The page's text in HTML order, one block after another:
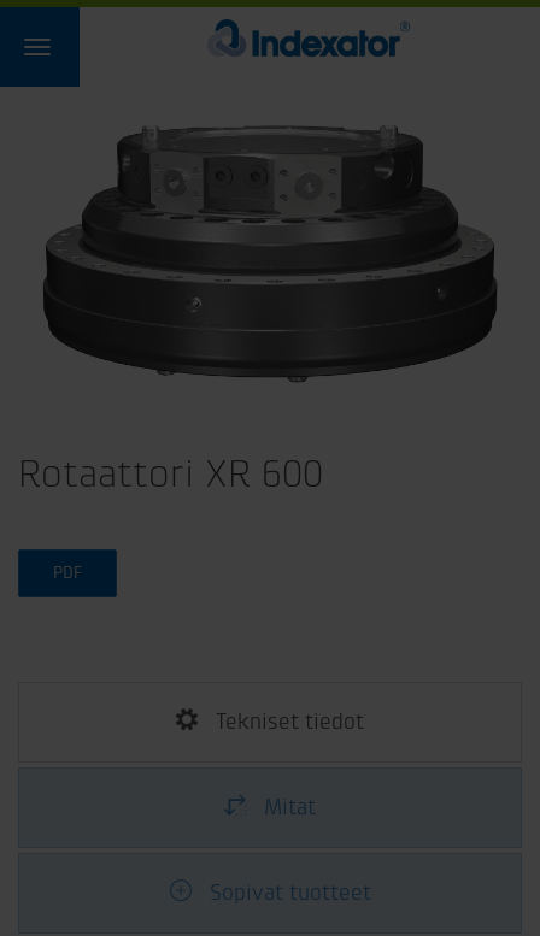
Rotaattori XR 600
PDF
Tekniset tiedot
Mitat
Sopivat tuotteet